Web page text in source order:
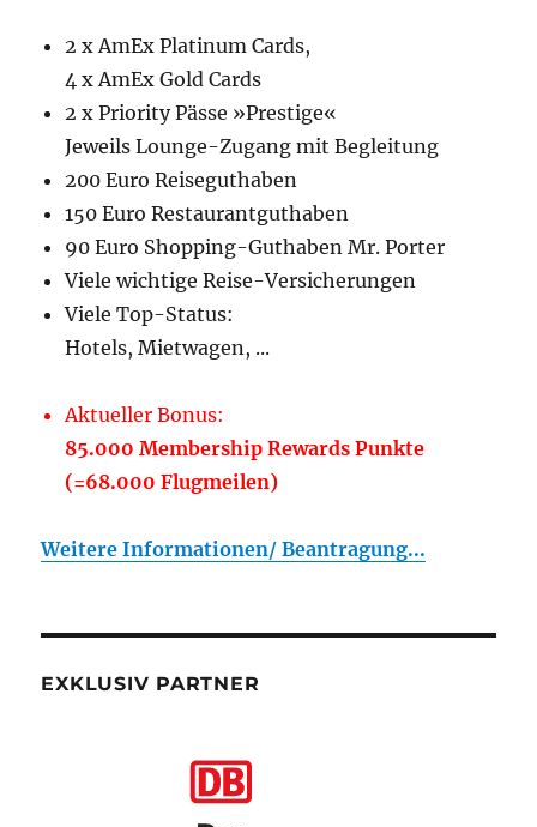
2 x AmEx Platinum Cards,
4 x AmEx Gold Cards
2 x Priority Pässe »Prestige«
Jeweils Lounge-Zugang mit Begleitung
200 Euro Reiseguthaben
150 Euro Restaurantguthaben
90 Euro Shopping-Guthaben Mr. Porter
Viele wichtige Reise-Versicherungen
Viele Top-Status:
Hotels, Mietwagen, ...
Aktueller Bonus:
85.000 Membership Rewards Punkte
(=68.000 Flugmeilen)
Weitere Informationen/ Beantragung...
EXKLUSIV PARTNER